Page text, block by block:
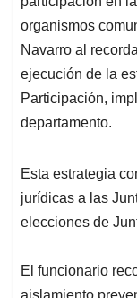
organismos
Navarro al
ejecución de la
Participación,
departamento.
Esta estrategia
jurídicas a las
elecciones de
El funcionario